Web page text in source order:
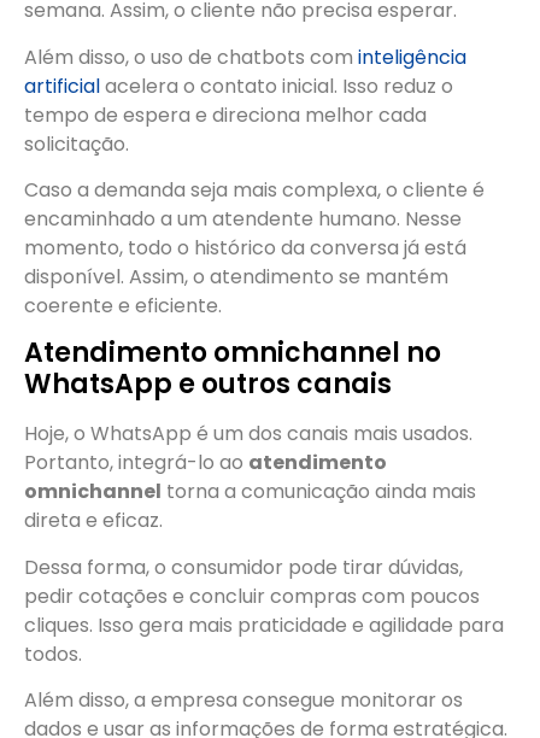
semana. Assim, o cliente não precisa esperar.
Além disso, o uso de chatbots com inteligência
artificialacelera o contato inicial. Isso reduz o
tempo de espera e direciona melhor cada
solicitação.
Caso a demanda seja mais complexa, o cliente é
encaminhado a um atendente humano. Nesse
momento, todo o histórico da conversa já está
disponível. Assim, o atendimento se mantém
coerente e eficiente.
Atendimento omnichannel no
WhatsApp e outros canais
Hoje, o WhatsApp é um dos canais mais usados.
Portanto, integrá-lo ao atendimento
omnichannel torna a comunicação ainda mais
direta e eficaz.
Dessa forma, o consumidor pode tirar dúvidas,
pedir cotações e concluir compras com poucos
cliques. Isso gera mais praticidade e agilidade para
todos.
Além disso, a empresa consegue monitorar os
dados e usar as informações de forma estratégica.